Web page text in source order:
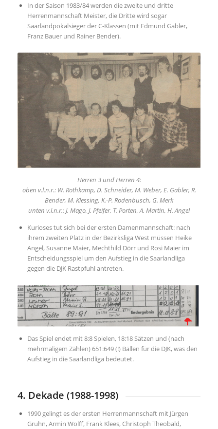
In der Saison 1983/84 werden die zweite und dritte
Herrenmannschaft Meister, die Dritte wird sogar
Saarlandpokalsieger der C-Klassen (mit Edmund Gabler,
Franz Bauer und Rainer Bender).
Herren 3 und Herren 4:
oben v.l.n.r.: W. Rothkamp, D. Schneider, M. Weber, E. Gabler, R.
Bender, M. Klessing, K.-P. Rodenbusch, G. Merk
unten v.l.n.r.: J. Mago, J. Pfeifer, T. Porten, A. Martin, H. Angel
Kurioses tut sich bei der ersten Damenmannschaft: nach
ihrem zweiten Platz in der Bezirksliga West müssen Heike
Angel, Susanne Maier, Mechthild Dörr und Rosi Maier im
Entscheidungsspiel um den Aufstieg in die Saarlandliga
gegen die DJK Rastpfuhl antreten.
Das Spiel endet mit 8:8 Spielen, 18:18 Sätzen und (nach
mehrmaligem Zählen) 651:649 (!) Bällen für die DJK, was den
Aufstieg in die Saarlandliga bedeutet.
4. Dekade (1988-1998)
1990 gelingt es der ersten Herrenmannschaft mit Jürgen
Gruhn, Armin Wolff, Frank Klees, Christoph Theobald,